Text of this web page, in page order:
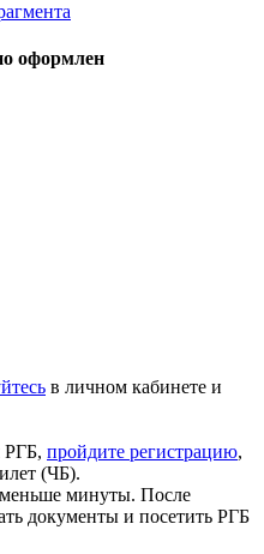
оформлен
в личном кабинете и
РГБ, пройдите регистрацию,
(ЧБ).
меньше минуты. После
документы и посетить РГБ